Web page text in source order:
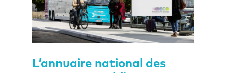
L’annuaire national des